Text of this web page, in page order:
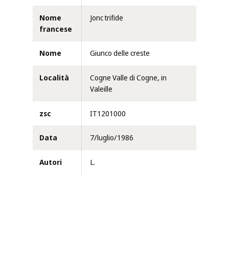
Nome
francese
Jonc trifide
Nome Giunco delle creste
Località
Cogne Valle di Cogne, in
Valeille
zsc IT1201000
Data 7/luglio/1986
Autori L.